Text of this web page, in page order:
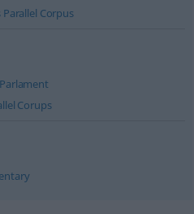
Parallel Corpus
Corups